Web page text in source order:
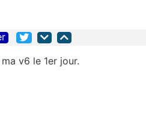
v6 le 1er jour.